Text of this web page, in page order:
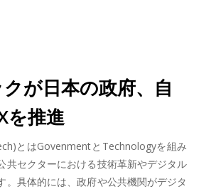
が日本の政府、自
を推進
とはGovenmentとTechnologyを組み
共セクターにおける技術革新やデジタル
。具体的には、政府や公共機関がデジタ